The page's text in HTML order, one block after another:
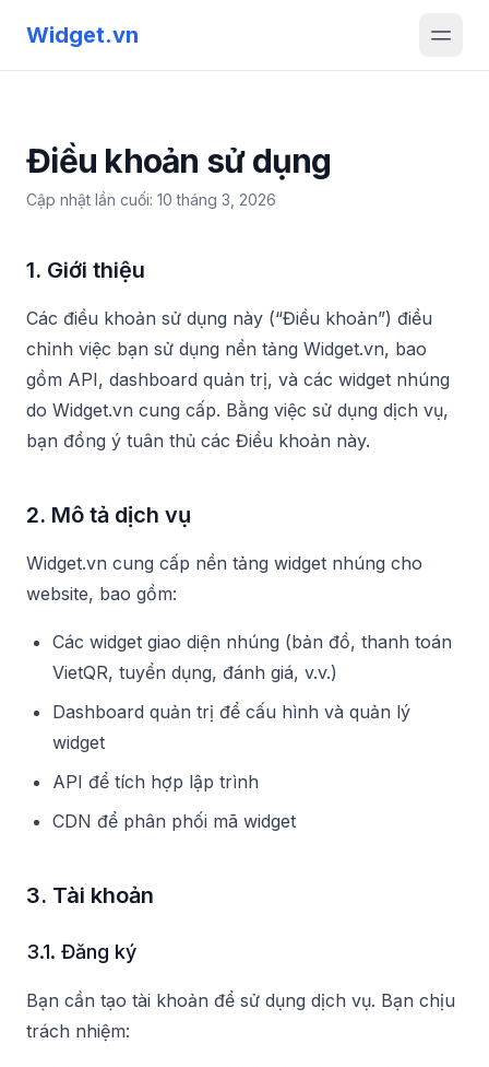
Widget.vn
Điều khoản sử dụng
Cập nhật lần cuối: 10 tháng 3, 2026
1. Giới thiệu
Các điều khoản sử dụng này (“Điều khoản”) điều
chỉnh việc bạn sử dụng nền tảng Widget.vn, bao
gồm API, dashboard quản trị, và các widget nhúng
do Widget.vn cung cấp. Bằng việc sử dụng dịch vụ,
bạn đồng ý tuân thủ các Điều khoản này.
2. Mô tả dịch vụ
Widget.vn cung cấp nền tảng widget nhúng cho
website, bao gồm:
Các widget giao diện nhúng (bản đồ, thanh toán
VietQR, tuyển dụng, đánh giá, v.v.)
Dashboard quản trị để cấu hình và quản lý
widget
API để tích hợp lập trình
CDN để phân phối mã widget
3. Tài khoản
3.1. Đăng ký
Bạn cần tạo tài khoản để sử dụng dịch vụ. Bạn chịu
trách nhiệm: